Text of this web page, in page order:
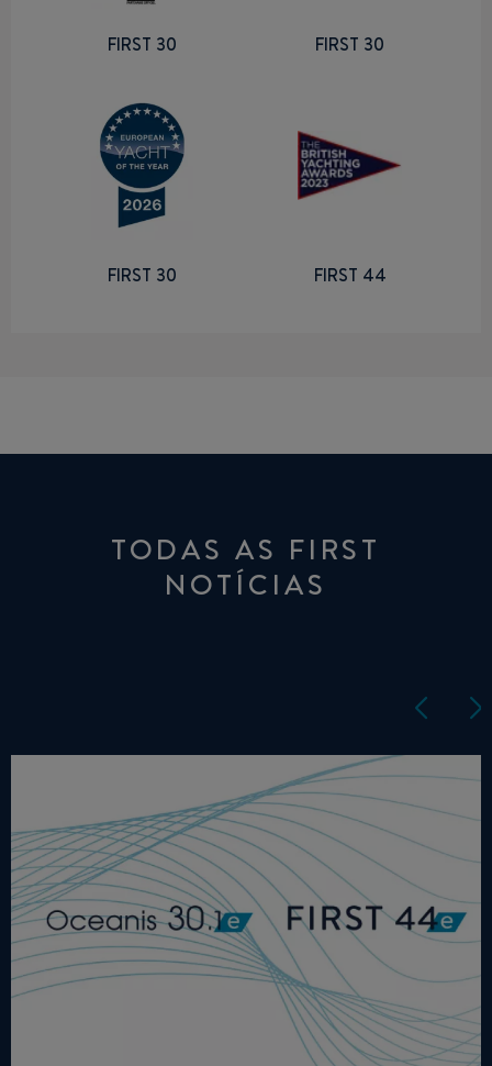
FIRST 30 FIRST 30
FIRST 30 FIRST 44
TODAS AS FIRST
NOTÍCIAS